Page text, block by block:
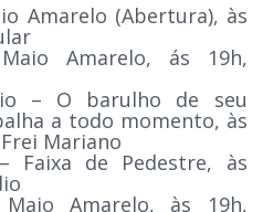
Amarelo (Abertura), às
Amarelo, ás 19h,
– O barulho de seu
a todo momento, às
Mariano
Faixa de Pedestre, às
Amarelo, às 19h,